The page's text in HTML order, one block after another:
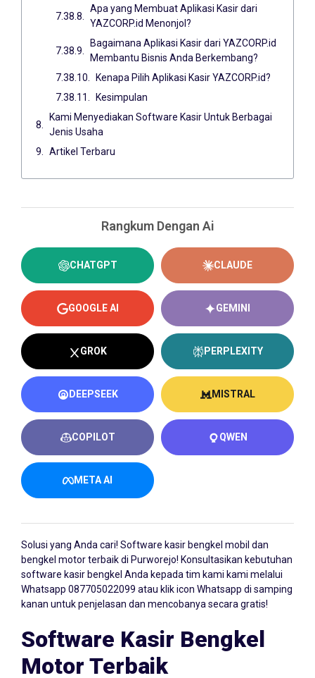
Apa yang Membuat Aplikasi Kasir dari
YAZCORP.id Menonjol?
Bagaimana Aplikasi Kasir dari YAZCORP.id
Membantu Bisnis Anda Berkembang?
Kenapa Pilih Aplikasi Kasir YAZCORP.id?
Kesimpulan
Kami Menyediakan Software Kasir Untuk Berbagai
Jenis Usaha
Artikel Terbaru
Rangkum Dengan Ai
CHATGPT CLAUDE
GOOGLE AI GEMINI
GROK PERPLEXITY
DEEPSEEK MISTRAL
COPILOT QWEN
META AI
Solusi yang Anda cari! Software kasir bengkel mobil dan
bengkel motor terbaik di Purworejo! Konsultasikan kebutuhan
software kasir bengkel Anda kepada tim kami kami melalui
Whatsapp 087705022099 atau klik icon Whatsapp di samping
kanan untuk penjelasan dan mencobanya secara gratis!
Software Kasir Bengkel
Motor Terbaik